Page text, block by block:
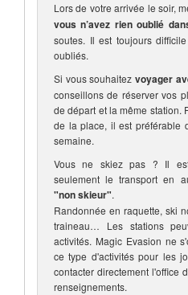
Lors de votre arrivée le soir,
vous n’avez rien oublié
soutes. Il est toujours
oubliés.
Si vous souhaitez voyager
conseillons de réserver vos
de départ et la même station.
de la place, il est préférable
semaine.
Vous ne skiez pas ? Il
seulement le transport en
"non skieur".
Randonnée en raquette, ski
traineau… Les stations
activités. Magic Evasion ne
ce type d'activités pour les
contacter directement l'office
renseignements.